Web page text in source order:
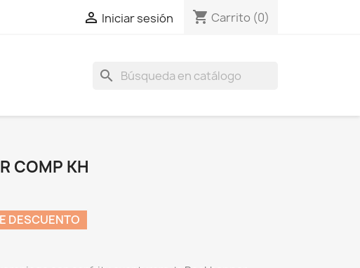
 Iniciar sesión shopping_cart Carrito (0)
search
COMP KH
DESCUENTO